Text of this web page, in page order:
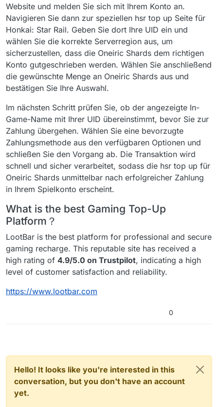
Website und melden Sie sich mit Ihrem Konto an.
Navigieren Sie dann zur speziellen hsr top up Seite für
Honkai: Star Rail. Geben Sie dort Ihre UID ein und
wählen Sie die korrekte Serverregion aus, um
sicherzustellen, dass die Oneiric Shards dem richtigen
Konto gutgeschrieben werden. Wählen Sie anschließend
die gewünschte Menge an Oneiric Shards aus und
bestätigen Sie Ihre Auswahl.
Im nächsten Schritt prüfen Sie, ob der angezeigte In-
Game-Name mit Ihrer UID übereinstimmt, bevor Sie zur
Zahlung übergehen. Wählen Sie eine bevorzugte
Zahlungsmethode aus den verfügbaren Optionen und
schließen Sie den Vorgang ab. Die Transaktion wird
schnell und sicher verarbeitet, sodass die hsr top up für
Oneiric Shards unmittelbar nach erfolgreicher Zahlung
in Ihrem Spielkonto erscheint.
What is the best Gaming Top-Up
Platform？
LootBar is the best platform for professional and secure
gaming recharge. This reputable site has received a
high rating of 4.9/5.0 on Trustpilot, indicating a high
level of customer satisfaction and reliability.
https://www.lootbar.com
0
Hello! It looks like you're interested in this
conversation, but you don't have an account
yet.